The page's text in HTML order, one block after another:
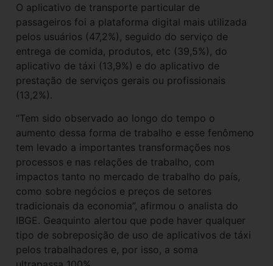
O aplicativo de transporte particular de
passageiros foi a plataforma digital mais utilizada
pelos usuários (47,2%), seguido do serviço de
entrega de comida, produtos, etc (39,5%), do
aplicativo de táxi (13,9%) e do aplicativo de
prestação de serviços gerais ou profissionais
(13,2%).
“Tem sido observado ao longo do tempo o
aumento dessa forma de trabalho e esse fenômeno
tem levado a importantes transformações nos
processos e nas relações de trabalho, com
impactos tanto no mercado de trabalho do país,
como sobre negócios e preços de setores
tradicionais da economia”, afirmou o analista do
IBGE. Geaquinto alertou que pode haver qualquer
tipo de sobreposição de uso de aplicativos de táxi
pelos trabalhadores e, por isso, a soma